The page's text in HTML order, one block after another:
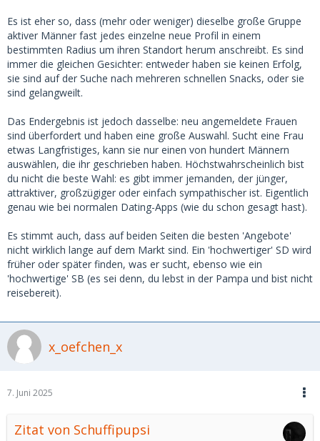
Es ist eher so, dass (mehr oder weniger) dieselbe große Gruppe
aktiver Männer fast jedes einzelne neue Profil in einem
bestimmten Radius um ihren Standort herum anschreibt. Es sind
immer die gleichen Gesichter: entweder haben sie keinen Erfolg,
sie sind auf der Suche nach mehreren schnellen Snacks, oder sie
sind gelangweilt.
Das Endergebnis ist jedoch dasselbe: neu angemeldete Frauen
sind überfordert und haben eine große Auswahl. Sucht eine Frau
etwas Langfristiges, kann sie nur einen von hundert Männern
auswählen, die ihr geschrieben haben. Höchstwahrscheinlich bist
du nicht die beste Wahl: es gibt immer jemanden, der jünger,
attraktiver, großzügiger oder einfach sympathischer ist. Eigentlich
genau wie bei normalen Dating-Apps (wie du schon gesagt hast).
Es stimmt auch, dass auf beiden Seiten die besten 'Angebote'
nicht wirklich lange auf dem Markt sind. Ein 'hochwertiger' SD wird
früher oder später finden, was er sucht, ebenso wie ein
'hochwertige' SB (es sei denn, du lebst in der Pampa und bist nicht
reisebereit).
x_oefchen_x
7. Juni 2025
Zitat von Schuffipupsi